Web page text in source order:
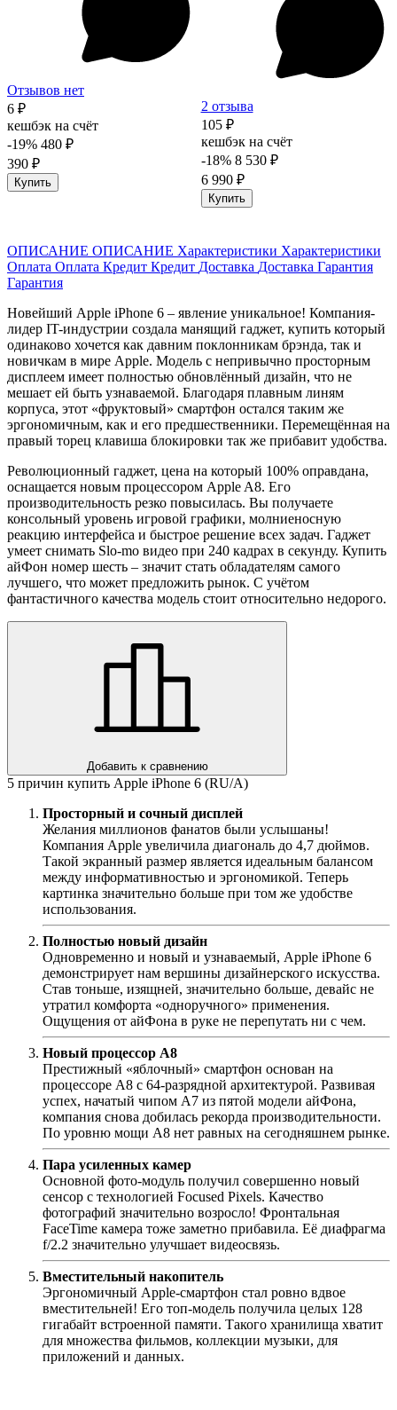
Отзывов нет
6 ₽
кешбэк на счёт
-19% 480 ₽
390 ₽
Купить
2 отзыва
105 ₽
кешбэк на счёт
-18% 8 530 ₽
6 990 ₽
Купить
ОПИСАНИЕ ОПИСАНИЕ Характеристики Характеристики
Оплата Оплата Кредит Кредит Доставка Доставка Гарантия
Гарантия
Новейший Apple iPhone 6 – явление уникальное! Компания-
лидер IT-индустрии создала манящий гаджет, купить который
одинаково хочется как давним поклонникам брэнда, так и
новичкам в мире Apple. Модель с непривычно просторным
дисплеем имеет полностью обновлённый дизайн, что не
мешает ей быть узнаваемой. Благодаря плавным линям
корпуса, этот «фруктовый» смартфон остался таким же
эргономичным, как и его предшественники. Перемещённая на
правый торец клавиша блокировки так же прибавит удобства.
Революционный гаджет, цена на который 100% оправдана,
оснащается новым процессором Apple A8. Его
производительность резко повысилась. Вы получаете
консольный уровень игровой графики, молниеносную
реакцию интерфейса и быстрое решение всех задач. Гаджет
умеет снимать Slo-mo видео при 240 кадрах в секунду. Купить
айФон номер шесть – значит стать обладателям самого
лучшего, что может предложить рынок. С учётом
фантастичного качества модель стоит относительно недорого.
Добавить к сравнению
5 причин купить Apple iPhone 6 (RU/A)
Просторный и сочный дисплей
Желания миллионов фанатов были услышаны!
Компания Apple увеличила диагональ до 4,7 дюймов.
Такой экранный размер является идеальным балансом
между информативностью и эргономикой. Теперь
картинка значительно больше при том же удобстве
использования.
Полностью новый дизайн
Одновременно и новый и узнаваемый, Apple iPhone 6
демонстрирует нам вершины дизайнерского искусства.
Став тоньше, изящней, значительно больше, девайс не
утратил комфорта «одноручного» применения.
Ощущения от айФона в руке не перепутать ни с чем.
Новый процессор A8
Престижный «яблочный» смартфон основан на
процессоре А8 с 64-разрядной архитектурой. Развивая
успех, начатый чипом А7 из пятой модели айФона,
компания снова добилась рекорда производительности.
По уровню мощи А8 нет равных на сегодняшнем рынке.
Пара усиленных камер
Основной фото-модуль получил совершенно новый
сенсор с технологией Focused Pixels. Качество
фотографий значительно возросло! Фронтальная
FaceTime камера тоже заметно прибавила. Её диафрагма
f/2.2 значительно улучшает видеосвязь.
Вместительный накопитель
Эргономичный Apple-смартфон стал ровно вдвое
вместительней! Его топ-модель получила целых 128
гигабайт встроенной памяти. Такого хранилища хватит
для множества фильмов, коллекции музыки, для
приложений и данных.